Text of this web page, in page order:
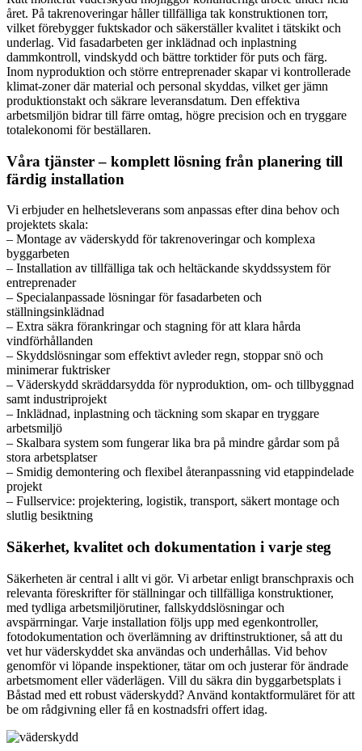
året. På takrenoveringar håller tillfälliga tak konstruktionen torr,
vilket förebygger fuktskador och säkerställer kvalitet i tätskikt och
underlag. Vid fasadarbeten ger inklädnad och inplastning
dammkontroll, vindskydd och bättre torktider för puts och färg.
Inom nyproduktion och större entreprenader skapar vi kontrollerade
klimat-zoner där material och personal skyddas, vilket ger jämn
produktionstakt och säkrare leveransdatum. Den effektiva
arbetsmiljön bidrar till färre omtag, högre precision och en tryggare
totalekonomi för beställaren.
Våra tjänster – komplett lösning från planering till
färdig installation
Vi erbjuder en helhetsleverans som anpassas efter dina behov och
projektets skala:
– Montage av väderskydd för takrenoveringar och komplexa
byggarbeten
– Installation av tillfälliga tak och heltäckande skyddssystem för
entreprenader
– Specialanpassade lösningar för fasadarbeten och
ställningsinklädnad
– Extra säkra förankringar och stagning för att klara hårda
vindförhållanden
– Skyddslösningar som effektivt avleder regn, stoppar snö och
minimerar fuktrisker
– Väderskydd skräddarsydda för nyproduktion, om- och tillbyggnad
samt industriprojekt
– Inklädnad, inplastning och täckning som skapar en tryggare
arbetsmiljö
– Skalbara system som fungerar lika bra på mindre gårdar som på
stora arbetsplatser
– Smidig demontering och flexibel återanpassning vid etappindelade
projekt
– Fullservice: projektering, logistik, transport, säkert montage och
slutlig besiktning
Säkerhet, kvalitet och dokumentation i varje steg
Säkerheten är central i allt vi gör. Vi arbetar enligt branschpraxis och
relevanta föreskrifter för ställningar och tillfälliga konstruktioner,
med tydliga arbetsmiljörutiner, fallskyddslösningar och
avspärrningar. Varje installation följs upp med egenkontroller,
fotodokumentation och överlämning av driftinstruktioner, så att du
vet hur väderskyddet ska användas och underhållas. Vid behov
genomför vi löpande inspektioner, tätar om och justerar för ändrade
arbetsmoment eller väderlägen. Vill du säkra din byggarbetsplats i
Båstad med ett robust väderskydd? Använd kontaktformuläret för att
be om rådgivning eller få en kostnadsfri offert idag.